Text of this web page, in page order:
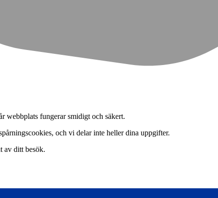
webbplats fungerar smidigt och säkert.
och vi delar inte heller dina uppgifter.
av ditt besök.